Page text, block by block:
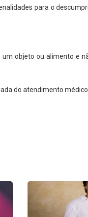
para o
objeto ou alimento e
do atendimento médico